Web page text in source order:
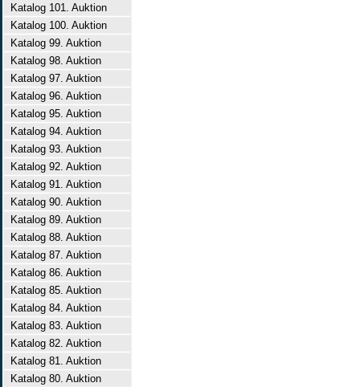
Katalog 101. Auktion
Katalog 100. Auktion
Katalog 99. Auktion
Katalog 98. Auktion
Katalog 97. Auktion
Katalog 96. Auktion
Katalog 95. Auktion
Katalog 94. Auktion
Katalog 93. Auktion
Katalog 92. Auktion
Katalog 91. Auktion
Katalog 90. Auktion
Katalog 89. Auktion
Katalog 88. Auktion
Katalog 87. Auktion
Katalog 86. Auktion
Katalog 85. Auktion
Katalog 84. Auktion
Katalog 83. Auktion
Katalog 82. Auktion
Katalog 81. Auktion
Katalog 80. Auktion